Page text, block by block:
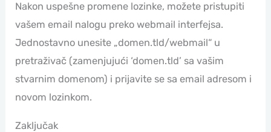
Nakon uspešne promene lozinke, možete pristupiti
vašem email nalogu preko webmail interfejsa.
Jednostavno unesite „domen.tld/webmail“ u
pretraživač (zamenjujući ‘domen.tld’ sa vašim
stvarnim domenom) i prijavite se sa email adresom i
novom lozinkom.
Zaključak